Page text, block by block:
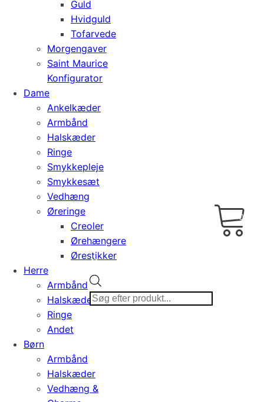
Guld
Hvidguld
Tofarvede
Morgengaver
Saint Maurice
Konfigurator
Dame
Ankelkæder
Armbånd
Halskæder
Ringe
Smykkepleje
Smykkesæt
Vedhæng
Øreringe
Creoler
Ørehængere
Ørestikker
Herre
Armbånd
Halskæder
Ringe
Andet
Børn
Armbånd
Halskæder
Vedhæng &
search
0,00